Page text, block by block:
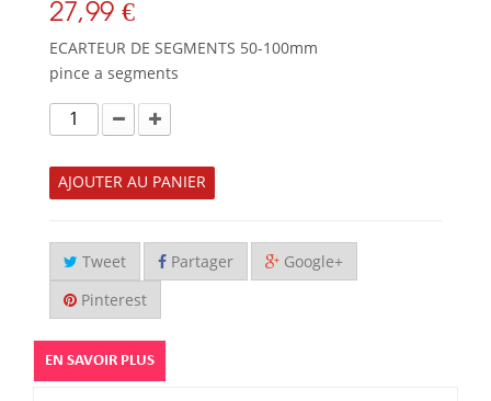
27,99 €
ECARTEUR DE SEGMENTS 50-100mm
pince a segments
AJOUTER AU PANIER
Tweet Partager Google+
Pinterest
EN SAVOIR PLUS